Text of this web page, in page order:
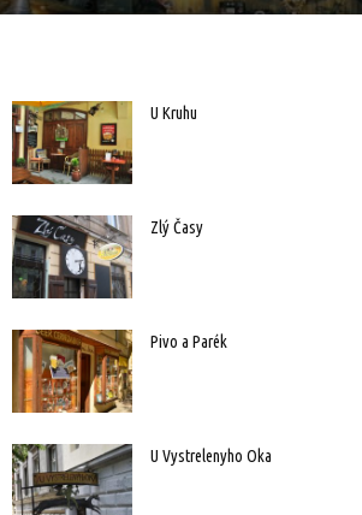
U Kruhu
Zlý Časy
Pivo a Parék
U Vystrelenyho Oka